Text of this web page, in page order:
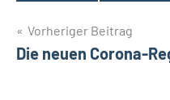
Vorheriger Beitrag
Die neuen Corona-